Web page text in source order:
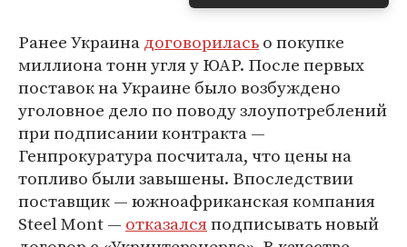
Ранее Украинадоговориласьо покупке
миллиона тонн угля у ЮАР. После первых
поставок на Украине было возбуждено
уголовное дело по поводу злоупотреблений
при подписании контракта —
Генпрокуратура посчитала, что цены на
топливо были завышены. Впоследствии
поставщик — южноафриканская компания
Steel Mont — отказалсяподписывать новый